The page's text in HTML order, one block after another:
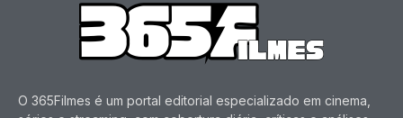
O 365Filmes é um portal editorial especializado em cinema,